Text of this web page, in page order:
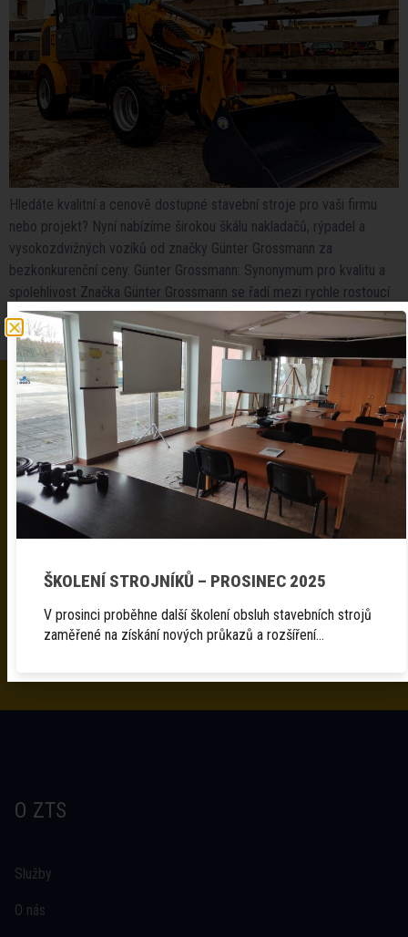
Hledáte kvalitní a cenově dostupné stavební stroje pro vaši firmu
nebo projekt? Nyní nabízíme širokou škálu nakladačů, rýpadel a
vysokozdvižných vozíků od značky Günter Grossmann za
bezkonkurenční ceny. Günter Grossmann: Synonymum pro kvalitu a
spolehlivost Značka Günter Grossmann se řadí mezi rychle rostoucí
evropské výrobce stavebních strojů. Díky použití špičkové
technologie a kvalitních komponentů, jako […]
NEVÁHEJTE A KONTAKTUJTE NÁS
OBJEDNÁVKA, DOTAZ
NA SLUŽBY ZTS JH
O ZTS
Služby
O nás
ŠKOLENÍ STROJNÍKŮ – PROSINEC 2025
V prosinci proběhne další školení obsluh stavebních strojů
zaměřené na získání nových průkazů a rozšíření…